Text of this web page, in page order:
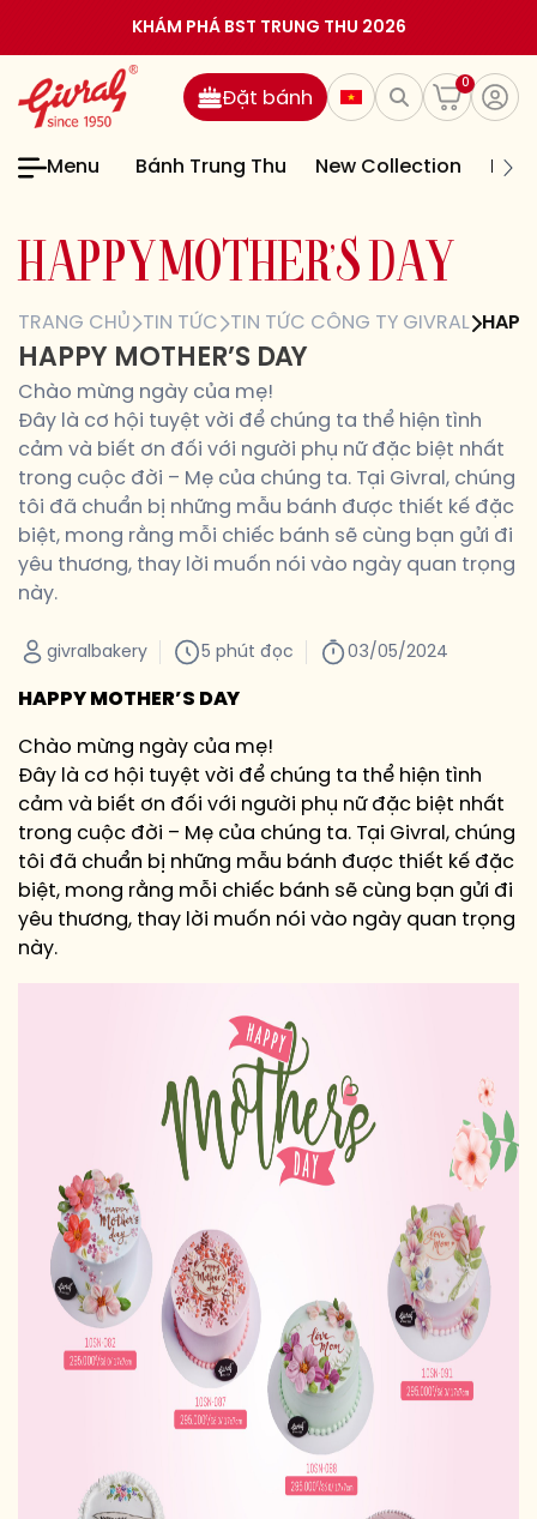
KHÁM PHÁ BST TRUNG THU 2026
0
Đặt bánh
Menu Bánh Trung Thu New Collection
H A P P Y M O H E R S DA Y
TRANG CHỦ TIN TỨC TIN TỨC CÔNG TY GIVRAL
HAPPY MOTHER’S DAY
Chào mừng ngày của mẹ!
Đây là cơ hội tuyệt vời để chúng ta thể hiện tình
cảm và biết ơn đối với người phụ nữ đặc biệt nhất
trong cuộc đời – Mẹ của chúng ta. Tại Givral, chúng
tôi đã chuẩn bị những mẫu bánh được thiết kế đặc
biệt, mong rằng mỗi chiếc bánh sẽ cùng bạn gửi đi
yêu thương, thay lời muốn nói vào ngày quan trọng
này.
givralbakery 5 phút đọc 03/05/2024
HAPPY MOTHER’S DAY
Chào mừng ngày của mẹ!
Đây là cơ hội tuyệt vời để chúng ta thể hiện tình
cảm và biết ơn đối với người phụ nữ đặc biệt nhất
trong cuộc đời – Mẹ của chúng ta. Tại Givral, chúng
tôi đã chuẩn bị những mẫu bánh được thiết kế đặc
biệt, mong rằng mỗi chiếc bánh sẽ cùng bạn gửi đi
yêu thương, thay lời muốn nói vào ngày quan trọng
này.